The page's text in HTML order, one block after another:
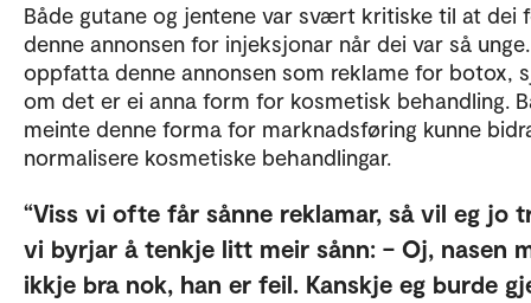
Både gutane og jentene var svært kritiske til at dei
denne annonsen for injeksjonar når dei var så
oppfatta denne annonsen som reklame for botox,
om det er ei anna form for kosmetisk behandling.
meinte denne forma for marknadsføring kunne
normalisere kosmetiske behandlingar.
Viss vi ofte får sånne reklamar, så vil eg jo
vi byrjar å tenkje litt meir sånn: – Oj, nasen
ikkje bra nok, han er feil. Kanskje eg burde